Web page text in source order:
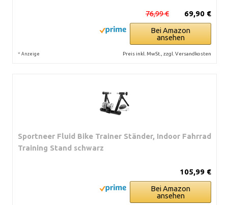
69,90 €
76,99 €
Bei Amazon
ansehen
* Anzeige Preis inkl. MwSt., zzgl. Versandkosten
Sportneer Fluid Bike Trainer Ständer, Indoor Fahrrad
Training Stand schwarz
105,99 €
Bei Amazon
ansehen